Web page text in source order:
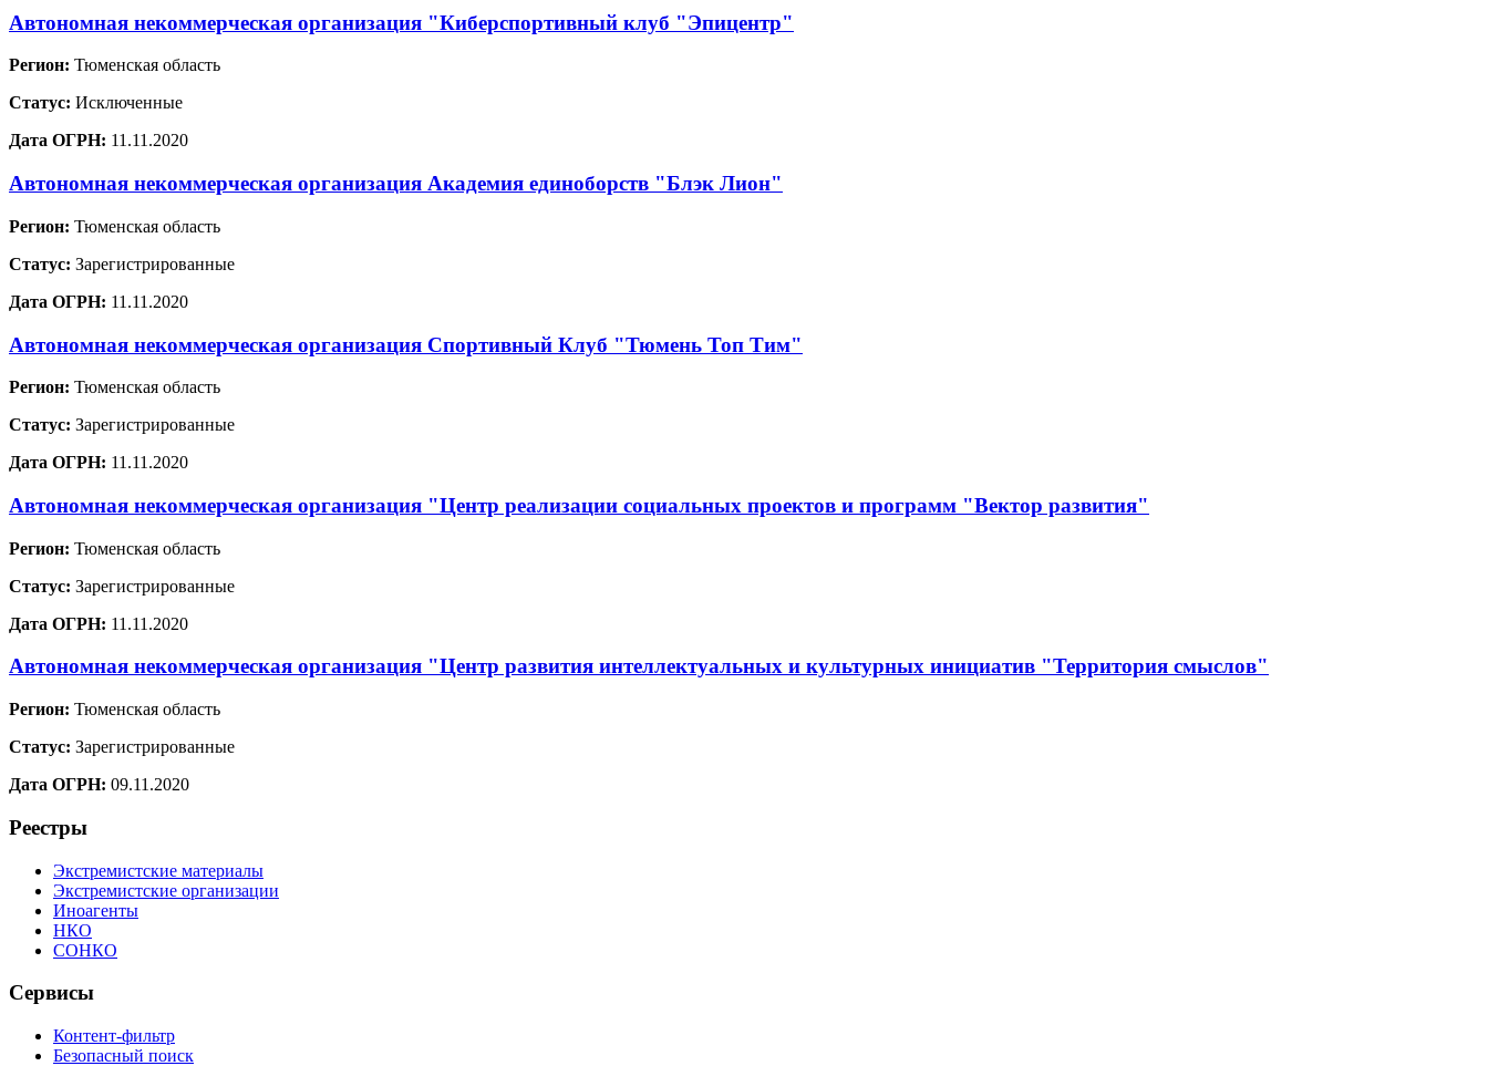
Автономная некоммерческая организация "Киберспортивный клуб "Эпицентр"
Регион: Тюменская область
Статус: Исключенные
Дата ОГРН: 11.11.2020
Автономная некоммерческая организация Академия единоборств "Блэк Лион"
Регион: Тюменская область
Статус: Зарегистрированные
Дата ОГРН: 11.11.2020
Автономная некоммерческая организация Спортивный Клуб "Тюмень Топ Тим"
Регион: Тюменская область
Статус: Зарегистрированные
Дата ОГРН: 11.11.2020
Автономная некоммерческая организация "Центр реализации социальных проектов и программ "Вектор развития"
Регион: Тюменская область
Статус: Зарегистрированные
Дата ОГРН: 11.11.2020
Автономная некоммерческая организация "Центр развития интеллектуальных и культурных инициатив "Территория смыслов"
Регион: Тюменская область
Статус: Зарегистрированные
Дата ОГРН: 09.11.2020
Реестры
Экстремистские материалы
Экстремистские организации
Иноагенты
НКО
СОНКО
Сервисы
Контент-фильтр
Безопасный поиск